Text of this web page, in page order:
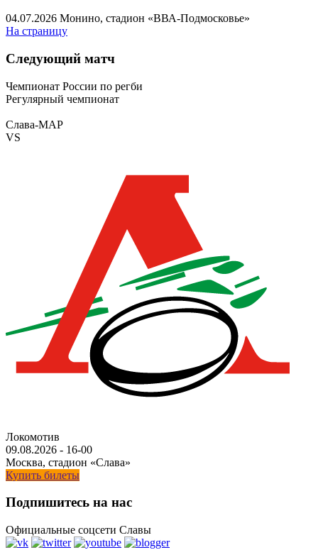
04.07.2026 Монино, стадион «ВВА-Подмосковье»
На страницу
Следующий матч
Чемпионат России по регби
Регулярный чемпионат
Слава-МАР
VS
Локомотив
09.08.2026 - 16-00
Москва, стадион «Слава»
Купить билеты
Подпишитесь на нас
Официальные соцсети Славы